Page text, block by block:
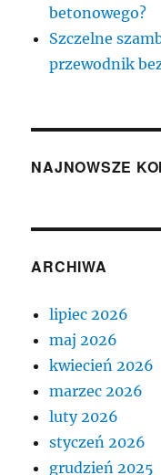
betonowego?
Szczelne
przewodnik
NAJNOWSZE
ARCHIWA
lipiec 2026
maj 2026
kwiecień 2026
marzec 2026
luty 2026
styczeń 2026
grudzień 2025